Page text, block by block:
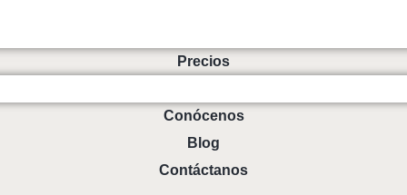
Precios
Conócenos
Blog
Contáctanos